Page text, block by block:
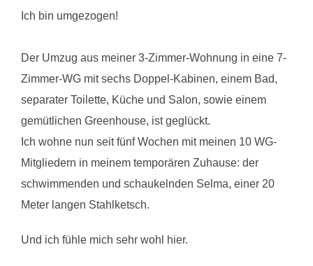
Ich bin umgezogen!
Der Umzug aus meiner 3-Zimmer-Wohnung in eine 7-
Zimmer-WG mit sechs Doppel-Kabinen, einem Bad,
separater Toilette, Küche und Salon, sowie einem
gemütlichen Greenhouse, ist geglückt.
Ich wohne nun seit fünf Wochen mit meinen 10 WG-
Mitgliedern in meinem temporären Zuhause: der
schwimmenden und schaukelnden Selma, einer 20
Meter langen Stahlketsch.
Und ich fühle mich sehr wohl hier.